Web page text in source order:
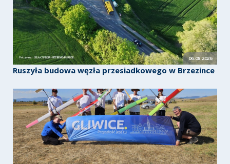
06.08.2026
Ruszyła budowa węzła przesiadkowego w Brzezince